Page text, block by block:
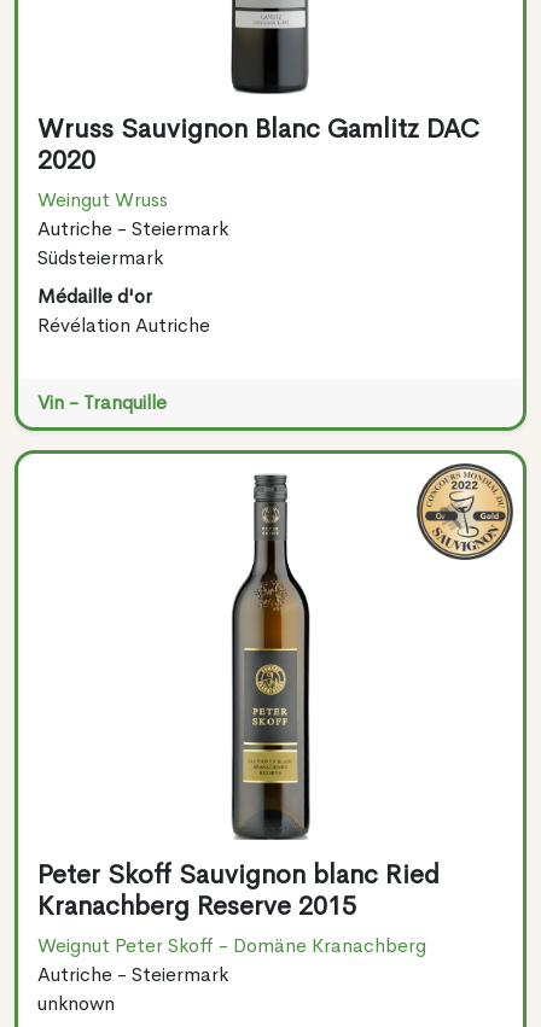
Wruss Sauvignon Blanc Gamlitz DAC
2020
Weingut Wruss
Autriche - Steiermark
Südsteiermark
Médaille d'or
Révélation Autriche
Vin - Tranquille
Peter Skoff Sauvignon blanc Ried
Kranachberg Reserve 2015
Weignut Peter Skoff - Domäne Kranachberg
Autriche - Steiermark
unknown